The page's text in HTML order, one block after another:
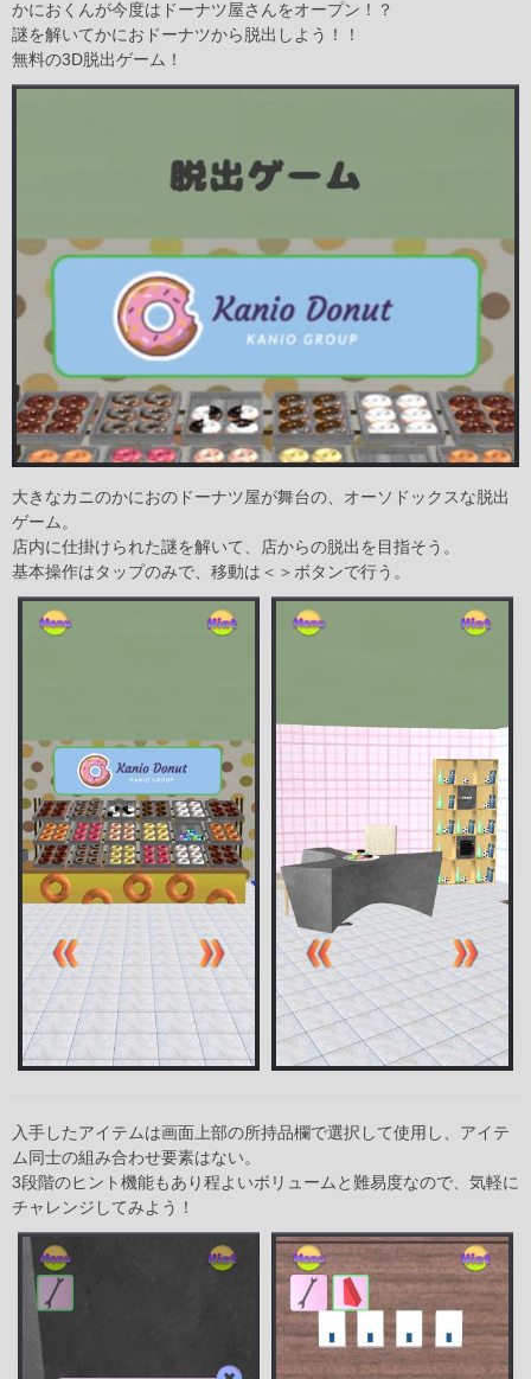
かにおくんが今度はドーナツ屋さんをオープン！？
謎を解いてかにおドーナツから脱出しよう！！
無料の3D脱出ゲーム！
大きなカニのかにおのドーナツ屋が舞台の、オーソドックスな脱出
ゲーム。
店内に仕掛けられた謎を解いて、店からの脱出を目指そう。
基本操作はタップのみで、移動は＜＞ボタンで行う。
入手したアイテムは画面上部の所持品欄で選択して使用し、アイテ
ム同士の組み合わせ要素はない。
3段階のヒント機能もあり程よいボリュームと難易度なので、気軽に
チャレンジしてみよう！